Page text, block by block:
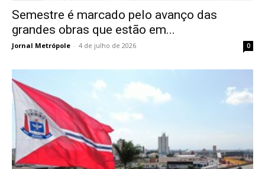
Semestre é marcado pelo avanço das
grandes obras que estão em...
Jornal Metrópole - 4 de julho de 2026 0